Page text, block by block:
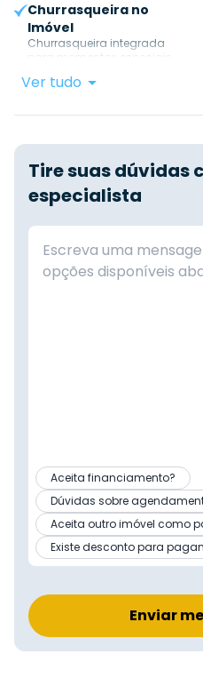
Churrasqueira no
Imóvel
Churrasqueira integrada
para momentos especiais.
Ver tudo
Tire suas dúvidas
especialista
Aceita financiamento?
Dúvidas sobre
Aceita outro imóvel como
Existe desconto para
Enviar